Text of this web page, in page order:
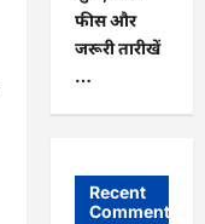
फीस और
जरूरी तारीखें
…
Recent
Comments